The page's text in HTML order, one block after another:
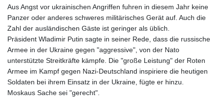
HRK 7.536622
HUF 363.096405
20580.370421
ILS 3.468234
Aus Angst vor ukrainischen Angriffen fuhren in diesem Jahr keine
Panzer oder anderes schweres militärisches Gerät auf. Auch die
Zahl der ausländischen Gäste ist geringer als üblich.
Präsident Wladimir Putin sagte in seiner Rede, dass die russische
Armee in der Ukraine gegen "aggressive", von der Nato
unterstützte Streitkräfte kämpfe. Die "große Leistung" der Roten
Armee im Kampf gegen Nazi-Deutschland inspiriere die heutigen
Soldaten bei ihrem Einsatz in der Ukraine, fügte er hinzu.
Moskaus Sache sei "gerecht".